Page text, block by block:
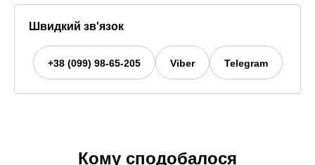
Швидкий зв'язок
+38 (099) 98-65-205 Viber Telegram
Кому сподобалося